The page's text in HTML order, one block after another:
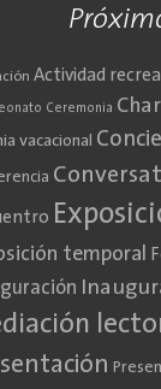
Actividad
Ceremonia
vacacional
temporal